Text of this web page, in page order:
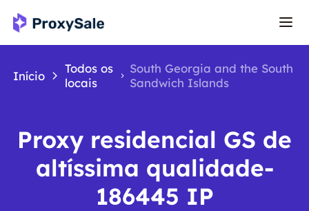
Início
Todos os
locais
South Georgia and the South
Sandwich Islands
Proxy residencial GS de
altíssima qualidade-
186445 IP